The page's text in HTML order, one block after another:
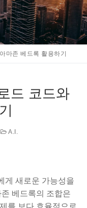
마존 베드록 활용하기
드 코드와
A.I.
게 새로운 가능성을
베드록의 조합은
를 보다 효율적으로